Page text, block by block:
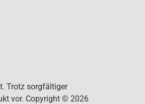
Trotz sorgfältiger
vor. Copyright © 2026